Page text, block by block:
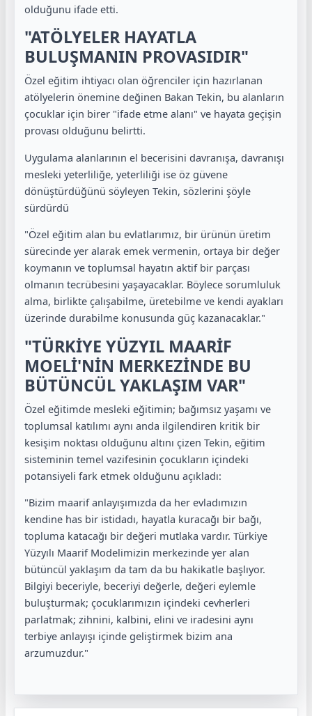
olduğunu ifade etti.
"ATÖLYELER HAYATLA
BULUŞMANIN PROVASIDIR"
Özel eğitim ihtiyacı olan öğrenciler için hazırlanan
atölyelerin önemine değinen Bakan Tekin, bu alanların
çocuklar için birer "ifade etme alanı" ve hayata geçişin
provası olduğunu belirtti.
Uygulama alanlarının el becerisini davranışa, davranışı
mesleki yeterliliğe, yeterliliği ise öz güvene
dönüştürdüğünü söyleyen Tekin, sözlerini şöyle
sürdürdü
"Özel eğitim alan bu evlatlarımız, bir ürünün üretim
sürecinde yer alarak emek vermenin, ortaya bir değer
koymanın ve toplumsal hayatın aktif bir parçası
olmanın tecrübesini yaşayacaklar. Böylece sorumluluk
alma, birlikte çalışabilme, üretebilme ve kendi ayakları
üzerinde durabilme konusunda güç kazanacaklar."
"TÜRKİYE YÜZYIL MAARİF
MOELİ'NİN MERKEZİNDE BU
BÜTÜNCÜL YAKLAŞIM VAR"
Özel eğitimde mesleki eğitimin; bağımsız yaşamı ve
toplumsal katılımı aynı anda ilgilendiren kritik bir
kesişim noktası olduğunu altını çizen Tekin, eğitim
sisteminin temel vazifesinin çocukların içindeki
potansiyeli fark etmek olduğunu açıkladı:
"Bizim maarif anlayışımızda da her evladımızın
kendine has bir istidadı, hayatla kuracağı bir bağı,
topluma katacağı bir değeri mutlaka vardır. Türkiye
Yüzyılı Maarif Modelimizin merkezinde yer alan
bütüncül yaklaşım da tam da bu hakikatle başlıyor.
Bilgiyi beceriyle, beceriyi değerle, değeri eylemle
buluşturmak; çocuklarımızın içindeki cevherleri
parlatmak; zihnini, kalbini, elini ve iradesini aynı
terbiye anlayışı içinde geliştirmek bizim ana
arzumuzdur."